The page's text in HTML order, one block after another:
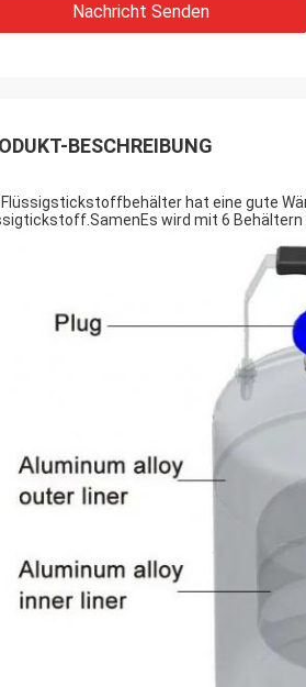
Nachricht Senden
BESCHREIBUNG
Flüssigstickstoffbehälter hat eine gute
wird mit 6